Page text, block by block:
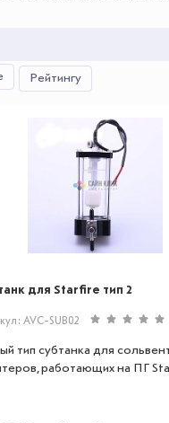
Рейтингу
для Starfire тип 2
AVC-SUB02
тип субтанка для
работающих на ПГ